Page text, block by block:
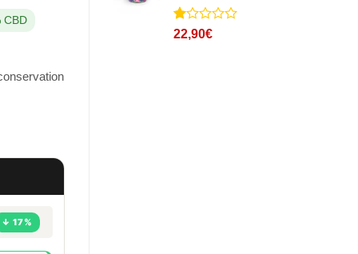
CBD
↓ 17%
Noté
1
22,90€